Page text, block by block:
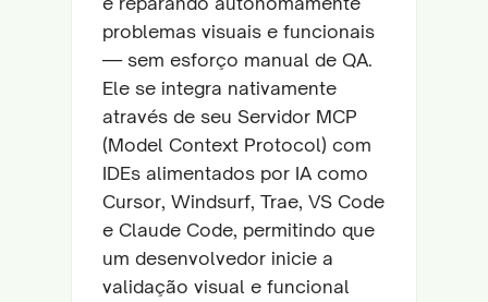
problemas visuais e funcionais
— sem esforço manual de QA.
Ele se integra nativamente
através de seu Servidor MCP
(Model Context Protocol) com
IDEs alimentados por IA como
Cursor, Windsurf, Trae, VS Code
e Claude Code, permitindo que
um desenvolvedor inicie a
validação visual e funcional